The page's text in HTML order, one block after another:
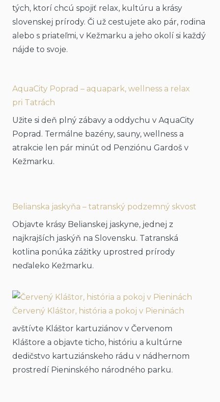
tých, ktorí chcú spojiť relax, kultúru a krásy
slovenskej prírody. Či už cestujete ako pár, rodina
alebo s priateľmi, v Kežmarku a jeho okolí si každý
nájde to svoje.
AquaCity Poprad – aquapark, wellness a relax
pri Tatrách
Užite si deň plný zábavy a oddychu v AquaCity
Poprad. Termálne bazény, sauny, wellness a
atrakcie len pár minút od Penziónu Gardoš v
Kežmarku.
Belianska jaskyňa – tatranský podzemný skvost
Objavte krásy Belianskej jaskyne, jednej z
najkrajších jaskýň na Slovensku. Tatranská
kotlina ponúka zážitky uprostred prírody
neďaleko Kežmarku.
Červený Kláštor, história a pokoj v Pieninách
avštívte Kláštor kartuziánov v Červenom
Kláštore a objavte ticho, históriu a kultúrne
dedičstvo kartuziánskeho rádu v nádhernom
prostredí Pieninského národného parku.